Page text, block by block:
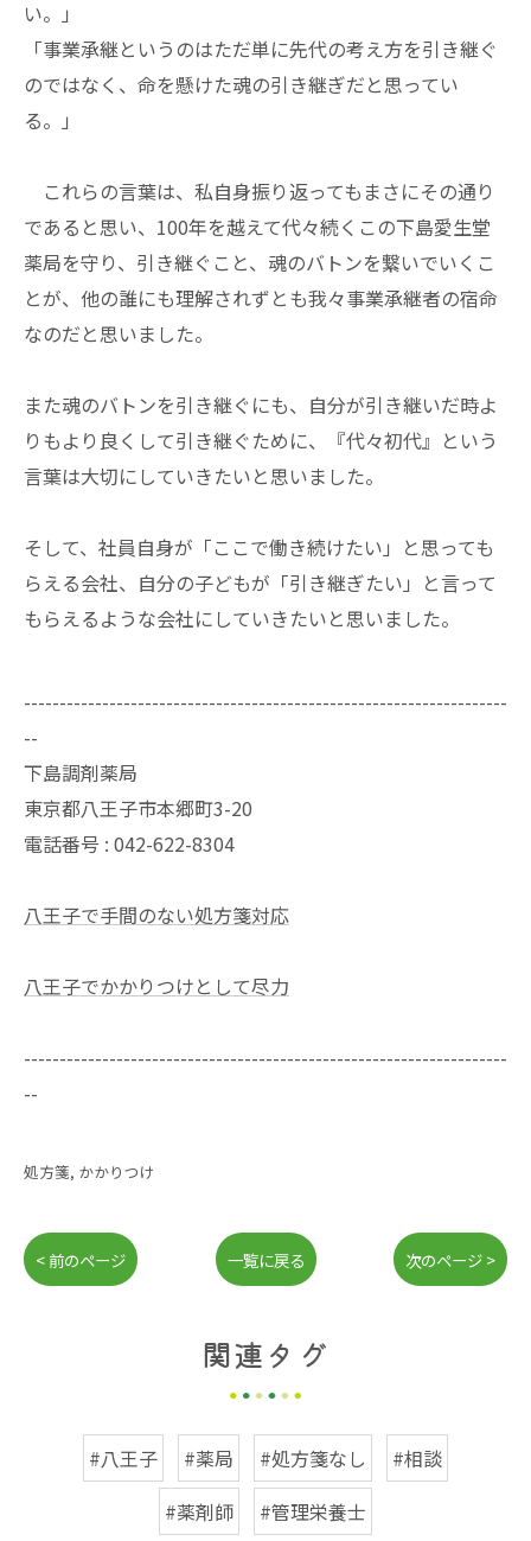
い。」
「事業承継というのはただ単に先代の考え方を引き継ぐ
のではなく、命を懸けた魂の引き継ぎだと思ってい
る。」
これらの言葉は、私自身振り返ってもまさにその通り
であると思い、100年を越えて代々続くこの下島愛生堂
薬局を守り、引き継ぐこと、魂のバトンを繋いでいくこ
とが、他の誰にも理解されずとも我々事業承継者の宿命
なのだと思いました。
また魂のバトンを引き継ぐにも、自分が引き継いだ時よ
りもより良くして引き継ぐために、『代々初代』という
言葉は大切にしていきたいと思いました。
そして、社員自身が「ここで働き続けたい」と思っても
らえる会社、自分の子どもが「引き継ぎたい」と言って
もらえるような会社にしていきたいと思いました。
--------------------------------------------------------------------
--
下島調剤薬局
東京都八王子市本郷町3-20
電話番号 : 042-622-8304
八王子で手間のない処方箋対応
八王子でかかりつけとして尽力
--------------------------------------------------------------------
--
処方箋 かかりつけ
< 前のページ 一覧に戻る 次のページ >
関連タグ
#八王子 #薬局 #処方箋なし
#相談
#薬剤師
#管理栄養士